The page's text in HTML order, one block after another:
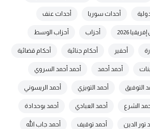
أحداث سوريا أحداث عنف
2026 أحزاب أحزاب الوسط
أحفير أحكام جنائية أحكام قضائية
أحمد أحمد أحمد أحمد السروي
التوفيق أحمد التويزي أحمد الريسوني
الشرع أحمد العبادي أحمد بوحدادة
تور الدين أحمد توقيف أحمد جاب الله